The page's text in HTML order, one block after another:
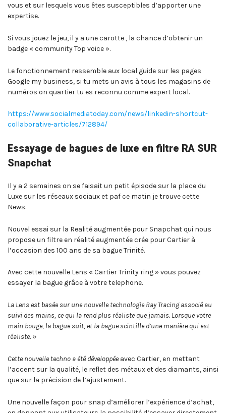
vous et sur lesquels vous êtes susceptibles d’apporter une
expertise.
Si vous jouez le jeu, il y a une carotte , la chance d’obtenir un
badge « community Top voice ».
Le fonctionnement ressemble aux local guide sur les pages
Google my business, si tu mets un avis à tous les magasins de
numéros on quartier tu es reconnu comme expert local.
https://www.socialmediatoday.com/news/linkedin-shortcut-
collaborative-articles/712894/
Essayage de bagues de luxe en filtre RA SUR
Snapchat
Il y a 2 semaines on se faisait un petit épisode sur la place du
Luxe sur les réseaux sociaux et paf ce matin je trouve cette
News.
Nouvel essai sur la Realité augmentée pour Snapchat qui nous
propose un filtre en réalité augmentée crée pour Cartier à
l’occasion des 100 ans de sa bague Trinité.
Avec cette nouvelle Lens « Cartier Trinity ring » vous pouvez
essayer la bague grâce à votre telephone.
La Lens est basée sur une nouvelle technologie Ray Tracing associé au
suivi des mains, ce qui la rend plus réaliste que jamais. Lorsque votre
main bouge, la bague suit, et la bague scintille d’une manière qui est
réaliste. »
Cette nouvelle techno a été développéeavec Cartier, en mettant
l’accent sur la qualité, le reflet des métaux et des diamants, ainsi
que sur la précision de l’ajustement.
Une nouvelle façon pour snap d’améliorer l’expérience d’achat,